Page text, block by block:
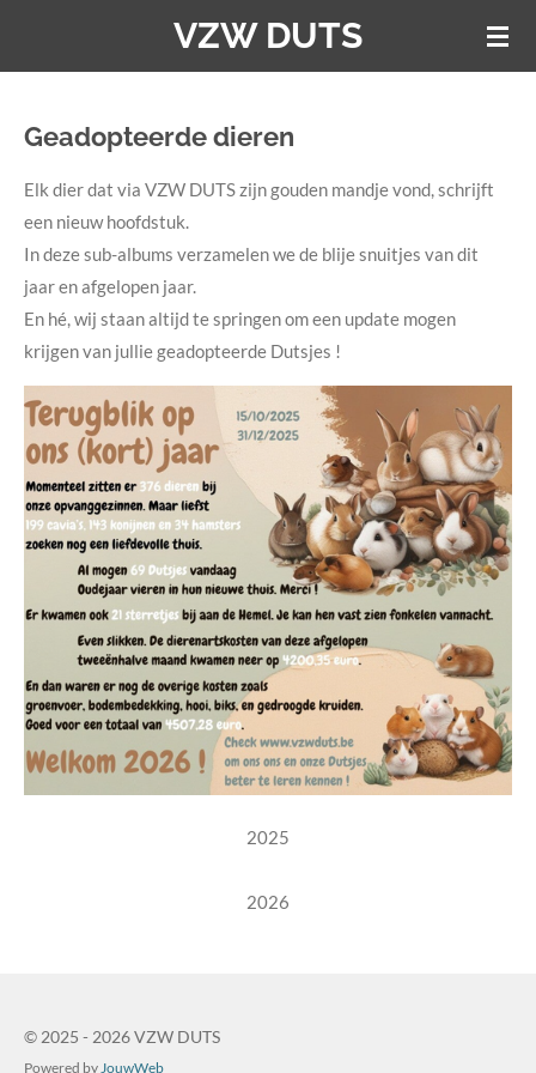
de
hoofdinhoud
VZW DUTS
Geadopteerde dieren
Elk dier dat via VZW DUTS zijn gouden mandje vond, schrijft
een nieuw hoofdstuk.
In deze sub-albums verzamelen we de blije snuitjes van dit
jaar en afgelopen jaar.
En hé, wij staan altijd te springen om een update mogen
krijgen van jullie geadopteerde Dutsjes !
2025
2026
© 2025 - 2026 VZW DUTS
Powered by JouwWeb